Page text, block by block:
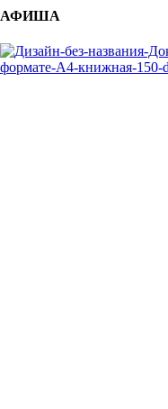
АФИША